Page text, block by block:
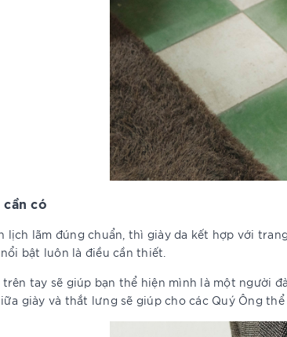
có
lịch lãm đúng chuẩn, thì giày da kết hợp với
bật luôn là điều cần thiết.
tay sẽ giúp bạn thể hiện mình là một người
giày và thắt lưng sẽ giúp cho các Quý Ông